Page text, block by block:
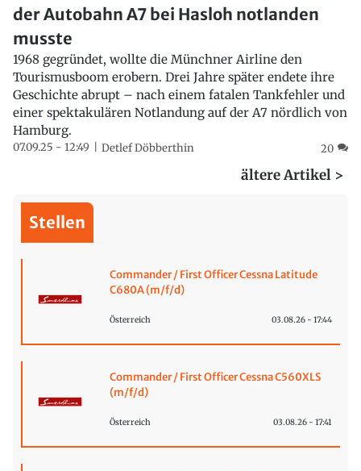
der Autobahn A7 bei Hasloh notlanden
musste
1968 gegründet, wollte die Münchner Airline den
Tourismusboom erobern. Drei Jahre später endete ihre
Geschichte abrupt – nach einem fatalen Tankfehler und
einer spektakulären Notlandung auf der A7 nördlich von
Hamburg.
07.09.25 - 12:49 Detlef Döbberthin 20
ältere Artikel >
Stellen
Commander / First Officer Cessna Latitude
C680A (m/f/d)
Österreich 03.08.26 - 17:44
Commander / First Officer Cessna C560XLS
(m/f/d)
Österreich 03.08.26 - 17:41